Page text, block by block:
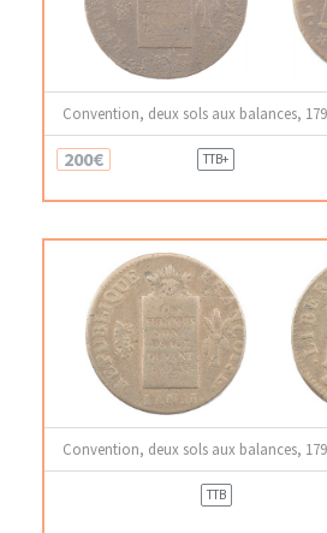
Convention, deux sols aux balances,
200€ TTB+
Convention, deux sols aux balances,
TTB